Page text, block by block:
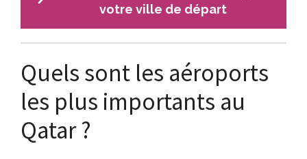
votre ville de départ
Quels sont les aéroports
les plus importants au
Qatar ?